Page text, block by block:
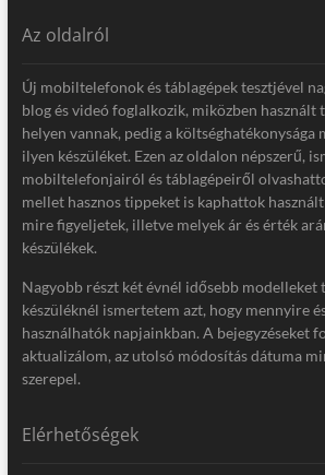
Az oldalról
Új mobiltelefonok és táblagépek tesztjével
blog és videó foglalkozik, miközben használt
helyen vannak, pedig a költséghatékonysága
ilyen készüléket. Ezen az oldalon népszerű,
mobiltelefonjairól és táblagépeiről
mellet hasznos tippeket is kaphattok
mire figyeljetek, illetve melyek ár és érték
készülékek.
Nagyobb részt két évnél idősebb modelleket
készüléknél ismertetem azt, hogy mennyire
használhatók napjainkban. A bejegyzéseket
aktualizálom, az utolsó módosítás dátuma
szerepel.
Elérhetőségek